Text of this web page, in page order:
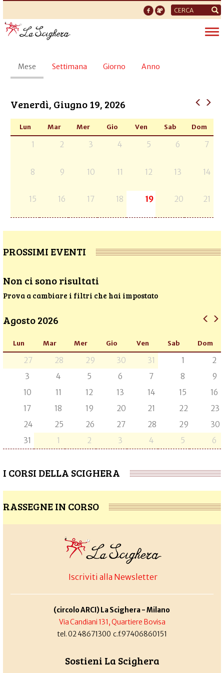
Form
di
ricerca
Schede
primarie
Mese (scheda
attiva)
Settimana Giorno Anno
Venerdì, Giugno 19, 2026
Lun Mar Mer Gio Ven Sab Dom
1 2 3 4 5 6 7
8 9 10 11 12 13 14
15 16 17 18 19 20 21
PROSSIMI EVENTI
Non ci sono risultati
Prova a cambiare i filtri che hai impostato
Agosto 2026
Lun Mar Mer Gio Ven Sab Dom
27 28 29 30 31 1
2
3
4 5 6 7 8
9
10
11 12 13 14 15
16
17
18 19 20 21 22
23
24
25 26 27 28 29
30
31
1 2 3 4 5 6
I CORSI DELLA SCIGHERA
RASSEGNE IN CORSO
Iscriviti alla Newsletter
(circolo ARCI) La Scighera - Milano
Via Candiani 131, Quartiere Bovisa
tel. 02 48671300 c.f.97406860151
Sostieni La Scighera